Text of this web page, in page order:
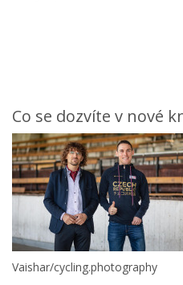
Co se dozvíte v nové
Vaishar/cycling.photography